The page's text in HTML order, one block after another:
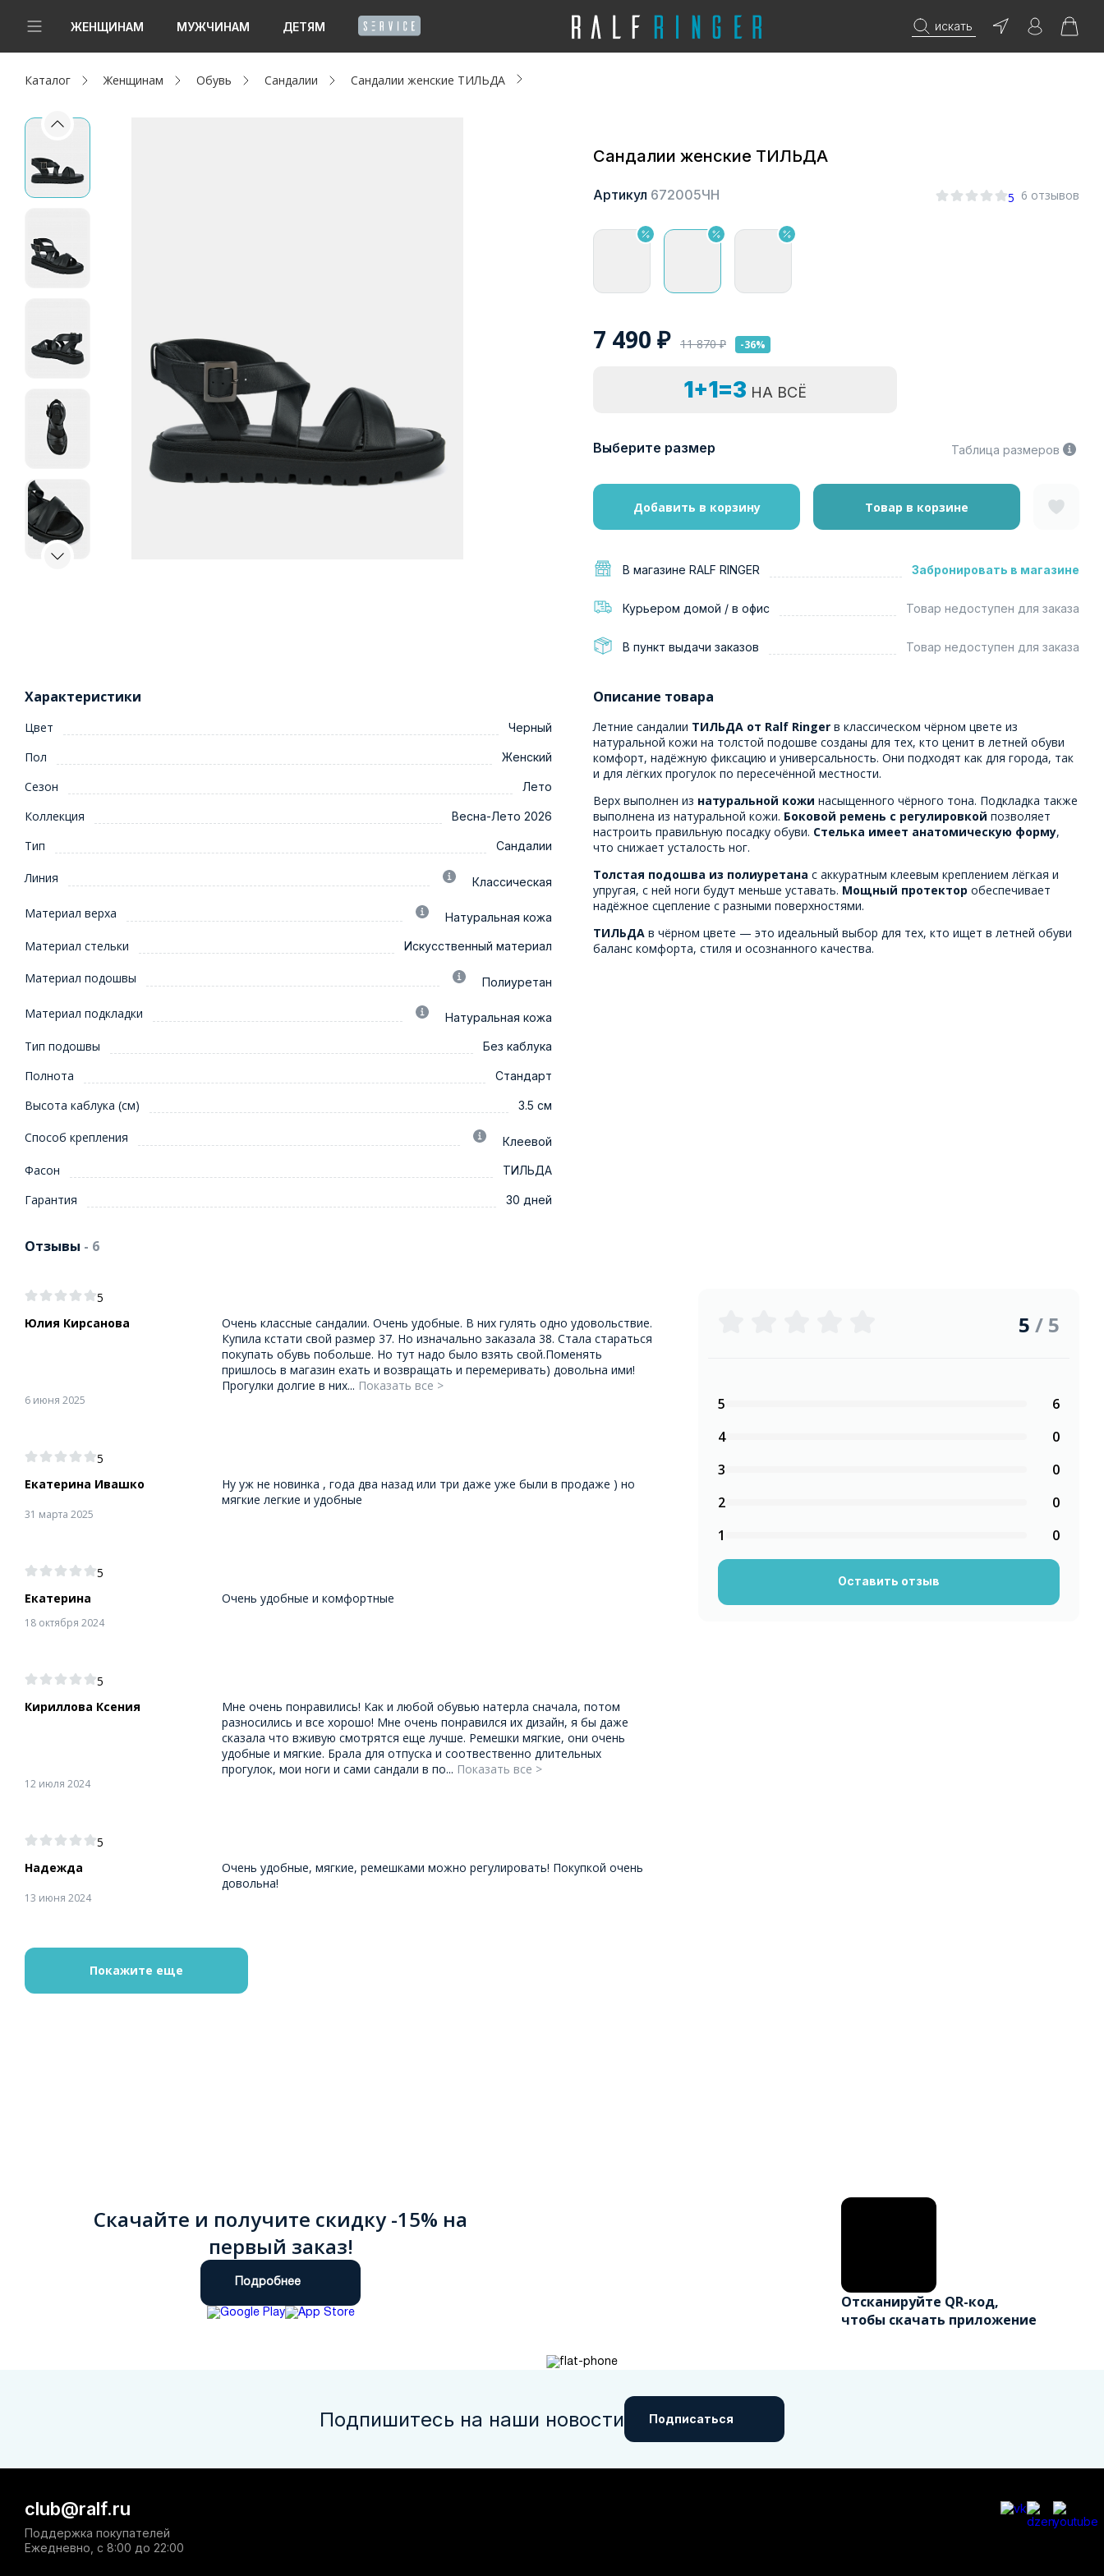
ЖЕНЩИНАМ МУЖЧИНАМ ДЕТЯМ искать
Новинки
Женщинам
Мужчинам
Адреса магазинов
Каталог Женщинам Обувь Сандалии Сандалии женские ТИЛЬДА
Сандалии женские ТИЛЬДА
Артикул 672005ЧН 5 6 отзывов
7 490 ₽ 11 870₽ -36%
1+1=3 НА ВСЁ
Выберите размер Таблица размеров
Добавить в корзину Товар в корзине
В магазине RALF RINGER Забронировать в магазине
Курьером домой / в офис Товар недоступен для заказа
В пункт выдачи заказов Товар недоступен для заказа
Характеристики
Цвет Черный
Пол Женский
Сезон Лето
Коллекция Весна-Лето 2026
Тип Сандалии
Линия Классическая
Материал верха Натуральная кожа
Материал стельки Искусственный материал
Материал подошвы Полиуретан
Материал подкладки Натуральная кожа
Тип подошвы Без каблука
Полнота Стандарт
Высота каблука (см) 3.5 см
Способ крепления Клеевой
Фасон ТИЛЬДА
Гарантия 30 дней
Описание товара
Летние сандалии ТИЛЬДА от Ralf Ringer в классическом чёрном цвете из
натуральной кожи на толстой подошве созданы для тех, кто ценит в летней обуви
комфорт, надёжную фиксацию и универсальность. Они подходят как для города, так
и для лёгких прогулок по пересечённой местности.
Верх выполнен из натуральной кожи насыщенного чёрного тона. Подкладка также
выполнена из натуральной кожи. Боковой ремень с регулировкой позволяет
настроить правильную посадку обуви. Стелька имеет анатомическую форму,
что снижает усталость ног.
Толстая подошва из полиуретана с аккуратным клеевым креплением лёгкая и
упругая, с ней ноги будут меньше уставать. Мощный протектор обеспечивает
надёжное сцепление с разными поверхностями.
ТИЛЬДА в чёрном цвете — это идеальный выбор для тех, кто ищет в летней обуви
баланс комфорта, стиля и осознанного качества.
Отзывы - 6
5
Юлия Кирсанова
6 июня 2025
Очень классные сандалии. Очень удобные. В них гулять одно удовольствие.
Купила кстати свой размер 37. Но изначально заказала 38. Стала стараться
покупать обувь побольше. Но тут надо было взять свой.Поменять
пришлось в магазин ехать и возвращать и перемеривать) довольна ими!
Прогулки долгие в них... Показать все >
5
Екатерина Ивашко
31 марта 2025
Ну уж не новинка , года два назад или три даже уже были в продаже ) но
мягкие легкие и удобные
5
Екатерина
18 октября 2024
Очень удобные и комфортные
5
Кириллова Ксения
12 июля 2024
Мне очень понравились! Как и любой обувью натерла сначала, потом
разносились и все хорошо! Мне очень понравился их дизайн, я бы даже
сказала что вживую смотрятся еще лучше. Ремешки мягкие, они очень
удобные и мягкие. Брала для отпуска и соотвественно длительных
прогулок, мои ноги и сами сандали в по... Показать все >
5
Надежда
13 июня 2024
Очень удобные, мягкие, ремешками можно регулировать! Покупкой очень
довольна!
Покажите еще
5 / 5
5
6
4
0
3
0
2
0
1
0
Оставить отзыв
Скачайте и получите скидку -15% на
первый заказ!
Подробнее
Отсканируйте QR-код,
чтобы скачать приложение
Подпишитесь на наши новости Подписаться
club@ralf.ru
Поддержка покупателей
Ежедневно, с 8:00 до 22:00